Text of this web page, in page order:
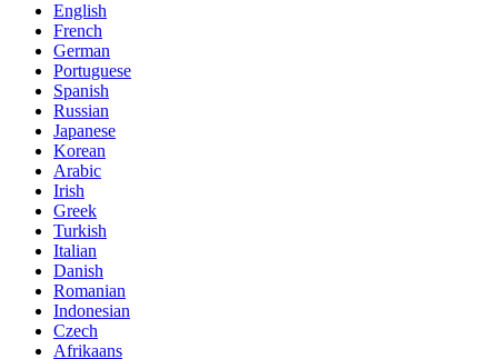
English
French
German
Portuguese
Spanish
Russian
Japanese
Korean
Arabic
Irish
Greek
Turkish
Italian
Danish
Romanian
Indonesian
Czech
Afrikaans